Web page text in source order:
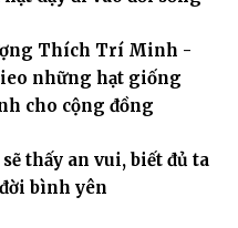
Thích Trí Minh -
những hạt giống
cho cộng đồng
thấy an vui, biết đủ ta
bình yên